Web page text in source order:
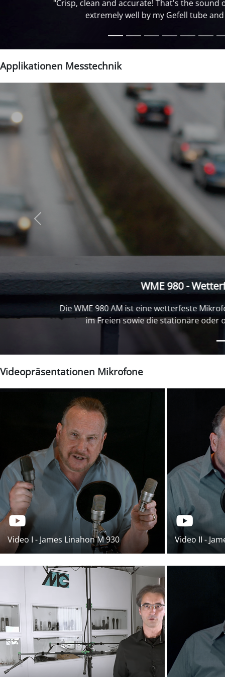
"Live on tour
Applikationen Messtechnik
WME 970 H -
Die WME 970 H ist eine wetterfeste
stationäre und ortsveränderliche
zurück
Videopräsentationen Mikrofone
Video I - James Linahon M 930 Video II -